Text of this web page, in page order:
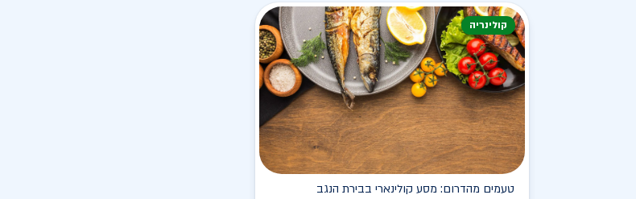
קולינריה
טעמים מהדרום: מסע קולינארי בבירת הנגב